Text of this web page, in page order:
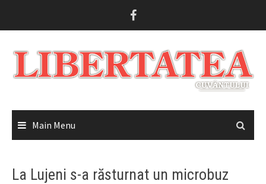
Main Menu
La Lujeni s-a răsturnat un microbuz